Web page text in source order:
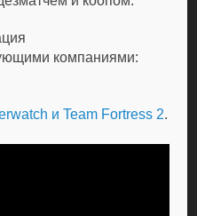
компаниями:
и Team Fortress 2.